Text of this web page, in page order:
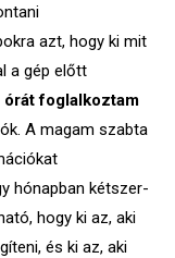
azt, hogy ki mit
a gép előtt
foglalkoztam
A magam szabta
hónapban kétszer-
hogy ki az, aki
és ki az, aki